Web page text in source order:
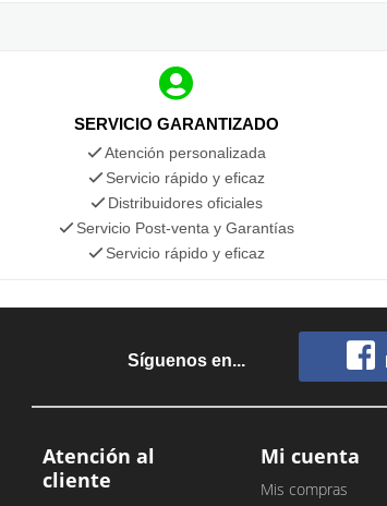
SERVICIO GARANTIZADO
Atención personalizada
Servicio rápido y eficaz
Distribuidores oficiales
Servicio Post-venta y Garantías
Servicio rápido y eficaz
Síguenos en...
Atención al
cliente
Mi cuenta
Mis compras